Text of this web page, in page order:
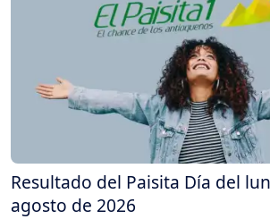
Resultado del Paisita Día del
agosto de 2026